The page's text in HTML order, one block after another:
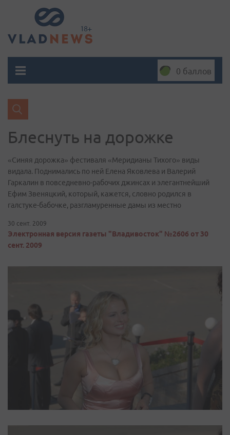
0 баллов
Блеснуть на дорожке
«Синяя дорожка» фестиваля «Меридианы Тихого» виды
видала. Поднимались по ней Елена Яковлева и Валерий
Гаркалин в повседневно-рабочих джинсах и элегантнейший
Ефим Звеняцкий, который, кажется, словно родился в
галстуке-бабочке, разгламуренные дамы из местно
30 сент. 2009
Электронная версия газеты "Владивосток" №2606 от 30
сент. 2009